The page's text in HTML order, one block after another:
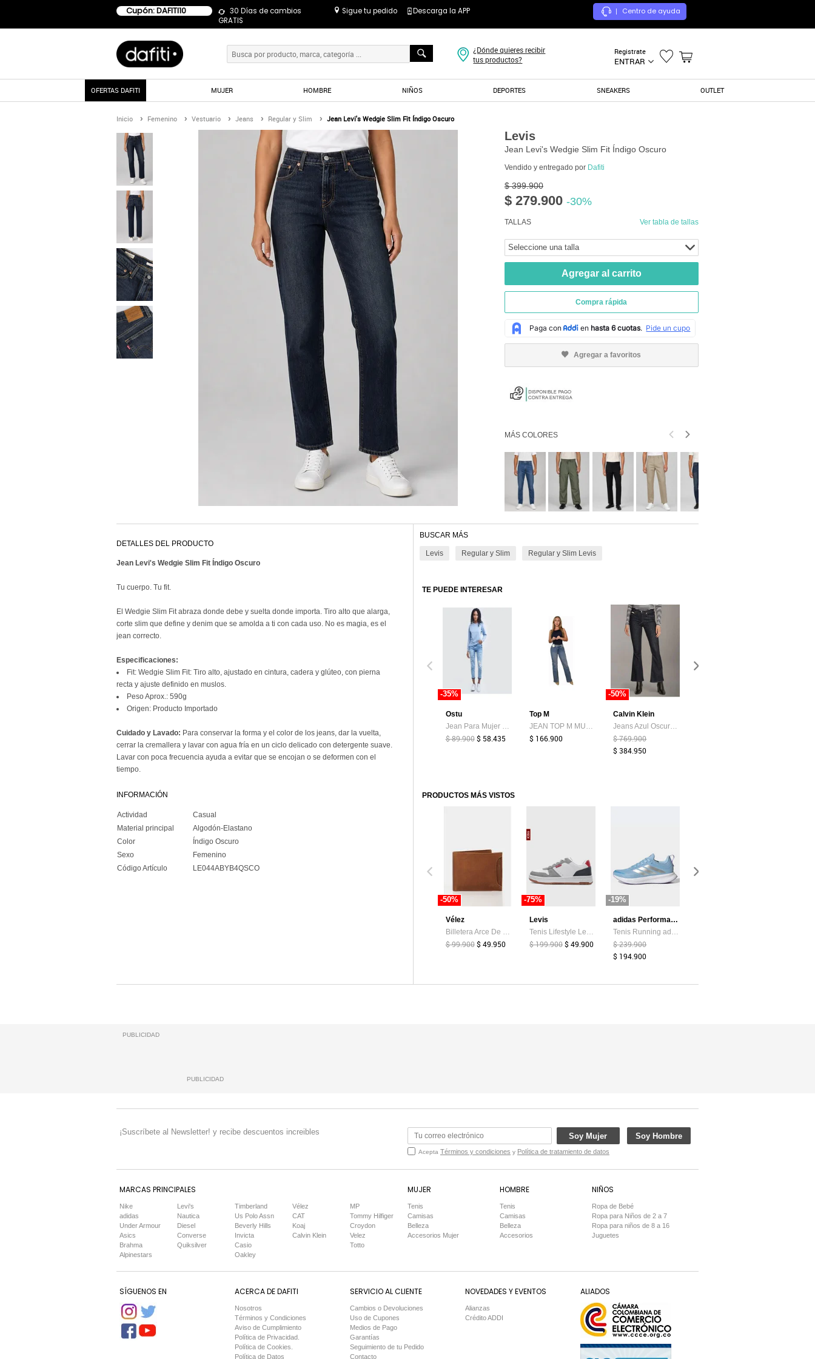
Cupón: DAFITI10
30 Días de cambios
GRATIS
Sigue tu pedido Descarga la APP | Centro de ayuda
Registrate
ENTRAR
¿Dónde quieres recibir
tus productos?
OFERTAS DAFITI MUJER HOMBRE NIÑOS DEPORTES SNEAKERS OUTLET
Inicio Femenino Vestuario Jeans Regular y Slim Jean Levi's Wedgie Slim Fit Índigo Oscuro
Levis
Jean Levi's Wedgie Slim Fit Índigo Oscuro
Vendido y entregado por Dafiti
$ 399.900
$ 279.900 -30%
TALLAS Ver tabla de tallas
Seleccione una talla
Agregar al carrito
Compra rápida
Agregar a favoritos
MÁS COLORES
DETALLES DEL PRODUCTO
Jean Levi's Wedgie Slim Fit Índigo Oscuro
Tu cuerpo. Tu fit.
El Wedgie Slim Fit abraza donde debe y suelta donde importa. Tiro alto que alarga,
corte slim que define y denim que se amolda a ti con cada uso. No es magia, es el
jean correcto.
Especificaciones:
Fit: Wedgie Slim Fit: Tiro alto, ajustado en cintura, cadera y glúteo, con pierna
recta y ajuste definido en muslos.
Peso Aprox.: 590g
Origen: Producto Importado
Cuidado y Lavado: Para conservar la forma y el color de los jeans, dar la vuelta,
cerrar la cremallera y lavar con agua fría en un ciclo delicado con detergente suave.
Lavar con poca frecuencia ayuda a evitar que se encojan o se deformen con el
tiempo.
INFORMACIÓN
Actividad
Casual
Material principal
Algodón-Elastano
Color
Índigo Oscuro
Sexo
Femenino
Código Artículo
LE044ABYB4QSCO
BUSCAR MÁS
Levis Regular y Slim Regular y Slim Levis
TE PUEDE INTERESAR
-35%
Ostu
Jean Para Mujer Mom Color Azul Marca Ostu #40160214
$ 89.900 $ 58.435
Top M
JEAN TOP M MUJER 21-7060 Talla 14
$ 166.900
-50%
Calvin Klein
Jeans Azul Oscuro Bota Campana Calvin Klein
$ 769.900
$ 384.950
PRODUCTOS MÁS VISTOS
-50%
Vélez
Billetera Arce De Cuero Para Hombre Tarjetero Extraible Billetera Arce De Cuero Para Hombre Tarjetero Extraible Miel VÉLEZ
$ 99.900 $ 49.950
-75%
Levis
Tenis Lifestyle Levi's Drive Lo Blanco
$ 199.900$ 49.900
-19%
adidas Performance
Tenis Running adidas Performance Runblaze Celeste
$ 239.900
$ 194.900
PUBLICIDAD
PUBLICIDAD
¡Suscríbete al Newsletter! y recibe descuentos increibles Soy Mujer Soy Hombre
Acepta Términos y condiciones y Política de tratamiento de datos
MARCAS PRINCIPALES
Nike
adidas
Under Armour
Asics
Brahma
Alpinestars
Levi's
Nautica
Diesel
Converse
Quiksilver
Timberland
Us Polo Assn
Beverly Hills
Invicta
Casio
Oakley
Vélez
CAT
Koaj
Calvin Klein
MP
Tommy Hilfiger
Croydon
Velez
Totto
MUJER
Tenis
Camisas
Belleza
Accesorios Mujer
HOMBRE
Tenis
Camisas
Belleza
Accesorios
NIÑOS
Ropa de Bebé
Ropa para Niños de 2 a 7
Ropa para niños de 8 a 16
Juguetes
SÍGUENOS EN ACERCA DE DAFITI
Nosotros
Términos y Condiciones
Aviso de Cumplimiento
Política de Privacidad.
Política de Cookies.
Política de Datos
SERVICIO AL CLIENTE
Cambios o Devoluciones
Uso de Cupones
Medios de Pago
Garantías
Seguimiento de tu Pedido
Contacto
NOVEDADES Y EVENTOS
Alianzas
Crédito ADDI
ALIADOS